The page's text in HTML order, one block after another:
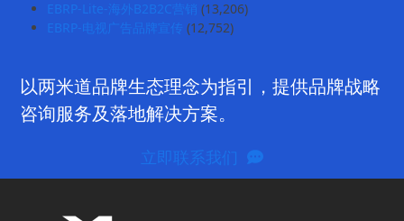
EBRP-Lite-海外B2B2C营销 (13,206)
EBRP-电视广告品牌宣传 (12,752)
以两米道品牌生态理念为指引，提供品牌战略
咨询服务及落地解决方案。
立即联系我们